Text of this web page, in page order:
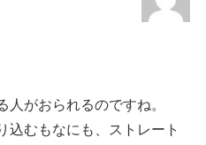
人がおられるのですね。
込むもなにも、ストレート